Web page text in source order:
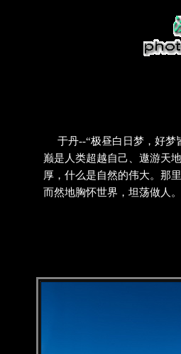
于丹--“极昼白日梦，好梦
巅是人类超越自己、遨游天
厚，什么是自然的伟大。那
而然地胸怀世界，坦荡做人